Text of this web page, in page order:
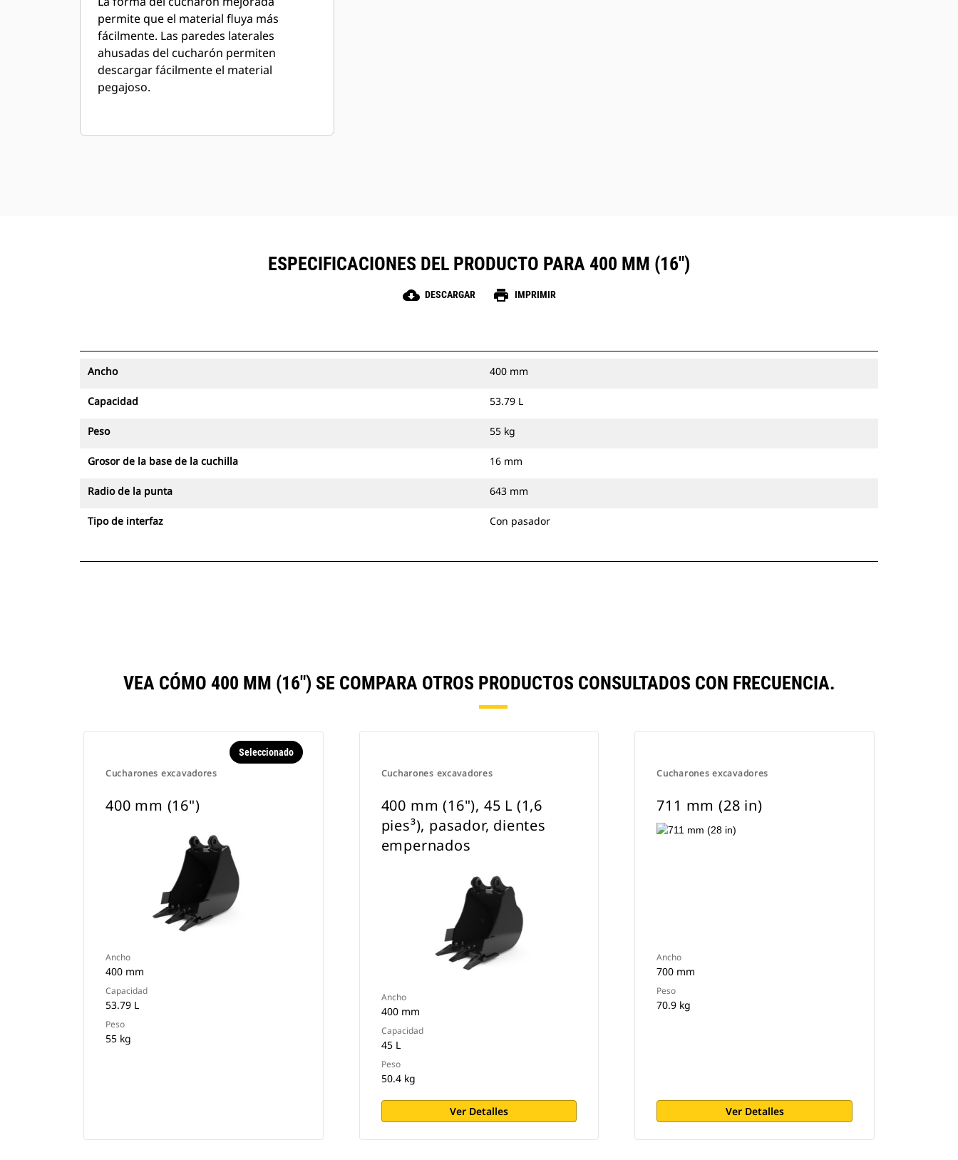
permite que el material fluya más
fácilmente. Las paredes laterales
ahusadas del cucharón permiten
descargar fácilmente el material
pegajoso.
ESPECIFICACIONES DEL PRODUCTO PARA 400 MM (16")
cloud_download DESCARGAR print IMPRIMIR
Ancho 400 mm
Capacidad 53.79 L
Peso 55 kg
Grosor de la base de la cuchilla 16 mm
Radio de la punta 643 mm
Tipo de interfaz Con pasador
VEA CÓMO 400 MM (16") SE COMPARA OTROS PRODUCTOS CONSULTADOS CON FRECUENCIA.
Cucharones excavadores
Seleccionado
400 mm (16")
Ancho
400 mm
Capacidad
53.79 L
Peso
55 kg
Cucharones excavadores
400 mm (16"), 45 L (1,6
pies³), pasador, dientes
empernados
Ancho
400 mm
Capacidad
45 L
Peso
50.4 kg
Ver Detalles
Cucharones excavadores
711 mm (28 in)
Ancho
700 mm
Peso
70.9 kg
Ver Detalles